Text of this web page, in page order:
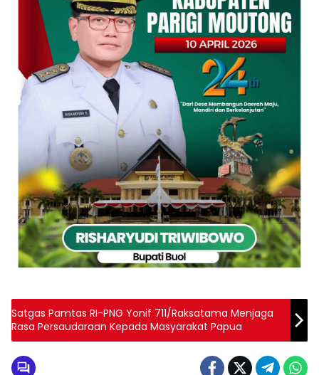
Satgas Pamtas RI-PNG Yonif 711/Raksatama Menjaga
Rasa Persaudaraan Kepada Masyarakat Papua